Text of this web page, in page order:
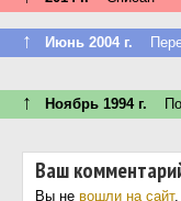
↑ Июнь 2004 г.
↑ Ноябрь 1994 г.
Ваш
Вы не вошли на сайт.